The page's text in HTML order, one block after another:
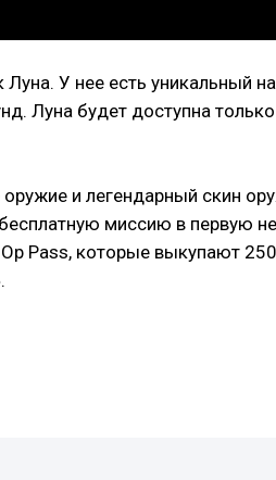
У нее есть уникальный
Луна будет доступна
и легендарный скин
миссию в первую
Pass, которые выкупают